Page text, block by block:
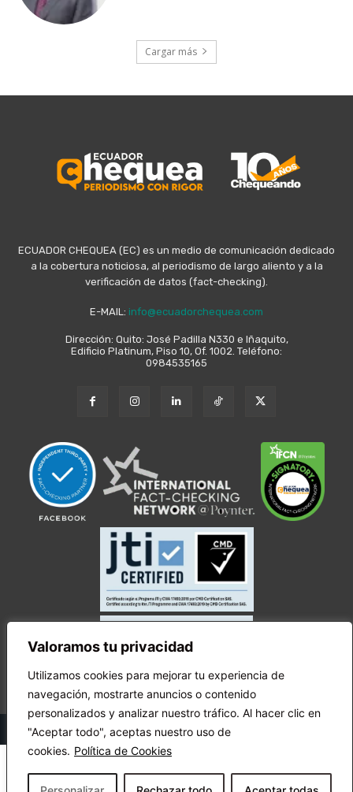
Valoramos tu privacidad
Utilizamos cookies para mejorar tu experiencia de
navegación, mostrarte anuncios o contenido
personalizados y analizar nuestro tráfico. Al hacer clic en
"Aceptar todo", aceptas nuestro uso de
cookies. Política de Cookies
Cargar más
ECUADOR CHEQUEA (EC) es un medio de comunicación dedicado
a la cobertura noticiosa, al periodismo de largo aliento y a la
verificación de datos (fact-checking).
E-MAIL: info@ecuadorchequea.com
Dirección: Quito: José Padilla N330 e Iñaquito,
Edificio Platinum, Piso 10, Of. 1002. Teléfono:
0984535165
© Copyright Ecuador Chequea 2025.